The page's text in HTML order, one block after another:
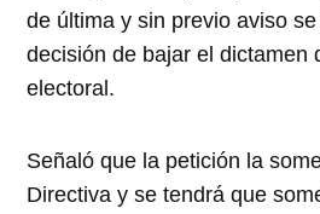
de última y sin previo aviso
decisión de bajar el dictamen
electoral.
Señaló que la petición la
Directiva y se tendrá que